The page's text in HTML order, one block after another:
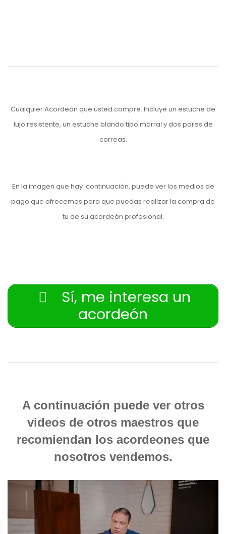
Cualquier Acordeón que usted compre. Incluye un estuche de
lujo resistente, un estuche blando tipo morral y dos pares de
correas.
En la imagen que hay continuación, puede ver los medios de
pago que ofrecemos para que puedas realizar la compra de
tu de su acordeón profesional.
Sí, me interesa un
acordeón
A continuación puede ver otros
videos de otros maestros que
recomiendan los acordeones que
nosotros vendemos.